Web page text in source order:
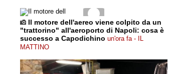
Il motore dell'aereo viene colpito da un
"trattorino" all'aeroporto di Napoli: cosa è
successo a Capodichino un'ora fa - IL
MATTINO